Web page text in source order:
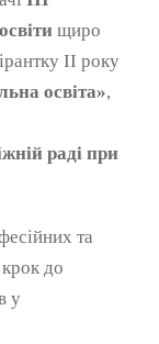
щиро
ІІ року
освіта»,
раді при
та
до
у